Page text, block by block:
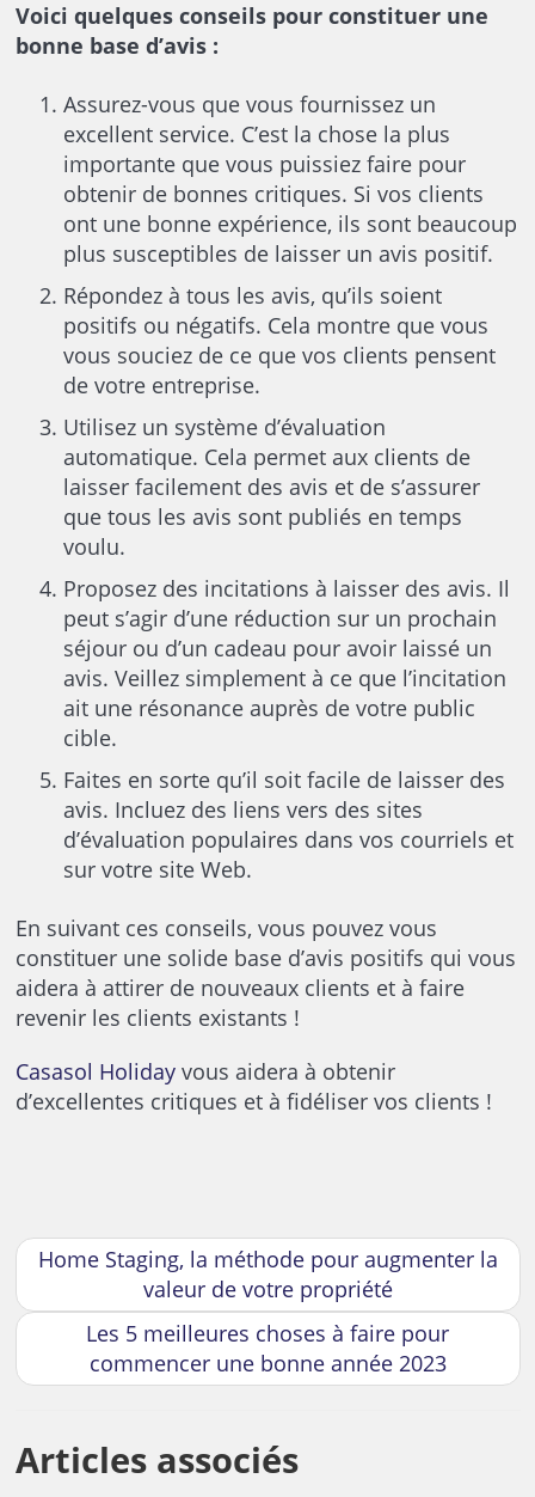
Voici quelques conseils pour constituer une
bonne base d’avis :
Assurez-vous que vous fournissez un
excellent service. C’est la chose la plus
importante que vous puissiez faire pour
obtenir de bonnes critiques. Si vos clients
ont une bonne expérience, ils sont beaucoup
plus susceptibles de laisser un avis positif.
Répondez à tous les avis, qu’ils soient
positifs ou négatifs. Cela montre que vous
vous souciez de ce que vos clients pensent
de votre entreprise.
Utilisez un système d’évaluation
automatique. Cela permet aux clients de
laisser facilement des avis et de s’assurer
que tous les avis sont publiés en temps
voulu.
Proposez des incitations à laisser des avis. Il
peut s’agir d’une réduction sur un prochain
séjour ou d’un cadeau pour avoir laissé un
avis. Veillez simplement à ce que l’incitation
ait une résonance auprès de votre public
cible.
Faites en sorte qu’il soit facile de laisser des
avis. Incluez des liens vers des sites
d’évaluation populaires dans vos courriels et
sur votre site Web.
En suivant ces conseils, vous pouvez vous
constituer une solide base d’avis positifs qui vous
aidera à attirer de nouveaux clients et à faire
revenir les clients existants !
Casasol Holidayvous aidera à obtenir
d’excellentes critiques et à fidéliser vos clients !
Home Staging, la méthode pour augmenter la
valeur de votre propriété
Les 5 meilleures choses à faire pour
commencer une bonne année 2023
Articles associés